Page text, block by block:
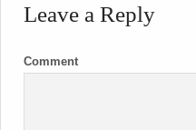
Leave a Reply
Comment